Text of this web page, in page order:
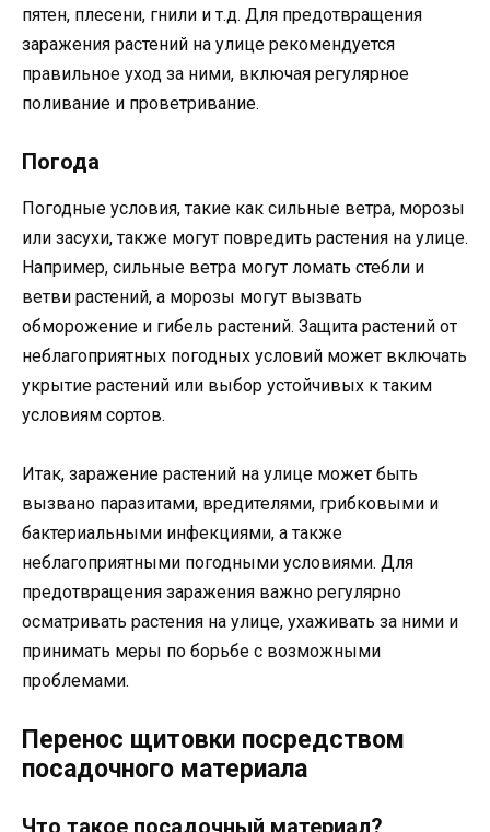
пятен, плесени, гнили и т.д. Для предотвращения
заражения растений на улице рекомендуется
правильное уход за ними, включая регулярное
поливание и проветривание.
Погода
Погодные условия, такие как сильные ветра, морозы
или засухи, также могут повредить растения на улице.
Например, сильные ветра могут ломать стебли и
ветви растений, а морозы могут вызвать
обморожение и гибель растений. Защита растений от
неблагоприятных погодных условий может включать
укрытие растений или выбор устойчивых к таким
условиям сортов.
Итак, заражение растений на улице может быть
вызвано паразитами, вредителями, грибковыми и
бактериальными инфекциями, а также
неблагоприятными погодными условиями. Для
предотвращения заражения важно регулярно
осматривать растения на улице, ухаживать за ними и
принимать меры по борьбе с возможными
проблемами.
Перенос щитовки посредством
посадочного материала